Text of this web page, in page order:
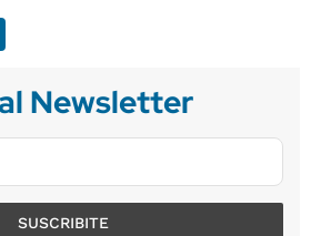
Newsletter
SUSCRIBITE